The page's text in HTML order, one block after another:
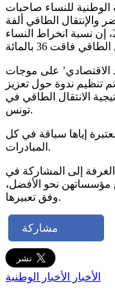
للنساء صاحبات
والإنتقال الطاقي ألفة
المرساوى، اليوم الجمعة 26 جويلية 2024، إن نسبة انخراط النساء
الاقتصادي’ على موجات
تم تنظيم ندوة حول تعزيز
الانتقال الطاقي في
تونس.
إياها سباقة في كل
المبادرات.
إلى المشاركة في
مؤسساتهن نحو الأفضل،
وفق تعبيرها.
مشاركة
الأخبار الأخبار الوطنية